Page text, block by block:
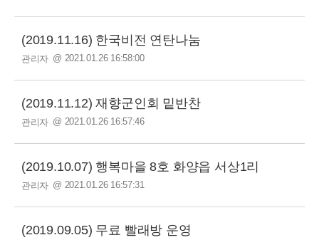
(2019.11.16) 한국비전 연탄나눔
관리자 @ 2021.01.26 16:58:00
(2019.11.12) 재향군인회 밑반찬
관리자 @ 2021.01.26 16:57:46
(2019.10.07) 행복마을 8호 화양읍 서상1리
관리자 @ 2021.01.26 16:57:31
(2019.09.05) 무료 빨래방 운영